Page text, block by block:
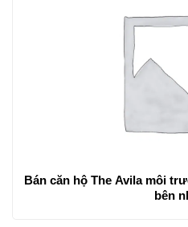
Bán căn hộ The Avila môi
bên